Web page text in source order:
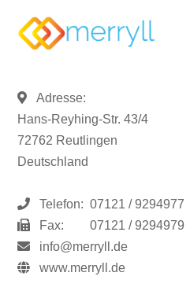
Adresse:
Hans-Reyhing-Str. 43/4
72762 Reutlingen
Deutschland
Telefon: 07121 / 9294977
Fax:
07121 / 9294979
info@merryll.de
www.merryll.de